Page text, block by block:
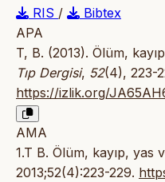
RIS /
Bibtex
APA
T, B. (2013). Ölüm,
Tıp Dergisi, 52(4), 223-
https://izlik.org/
AMA
1.T B. Ölüm, kayıp, yas
2013;52(4):223-229.